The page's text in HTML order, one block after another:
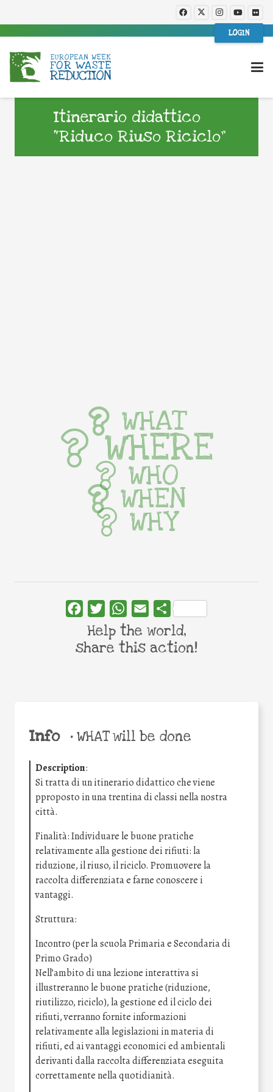
LOGIN
Itinerario didattico
“Riduco Riuso Riciclo”
Info •WHAT will be done
Description:
Si tratta di un itinerario didattico che viene
pproposto in una trentina di classi nella nostra
città.
Finalità: Individuare le buone pratiche
relativamente alla gestione dei rifiuti: la
riduzione, il riuso, il riciclo. Promuovere la
raccolta differenziata e farne conoscere i
vantaggi.
Struttura:
Incontro (per la scuola Primaria e Secondaria di
Primo Grado)
Nell’ambito di una lezione interattiva si
illustreranno le buone pratiche (riduzione,
riutilizzo, riciclo), la gestione ed il ciclo dei
rifiuti, verranno fornite informazioni
relativamente alla legislazioni in materia di
rifiuti, ed ai vantaggi economici ed ambientali
derivanti dalla raccolta differenziata eseguita
correttamente nella quotidianità.
WHAT
WHERE
WHO
WHEN
WHY
FacebookTwitterWhatsApp
Email Share
Help the world,
share this action!